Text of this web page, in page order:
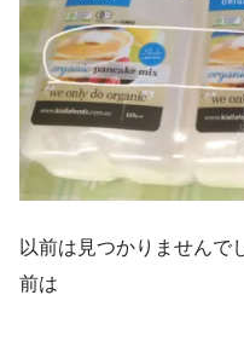
以前は見つかりませんで
前は